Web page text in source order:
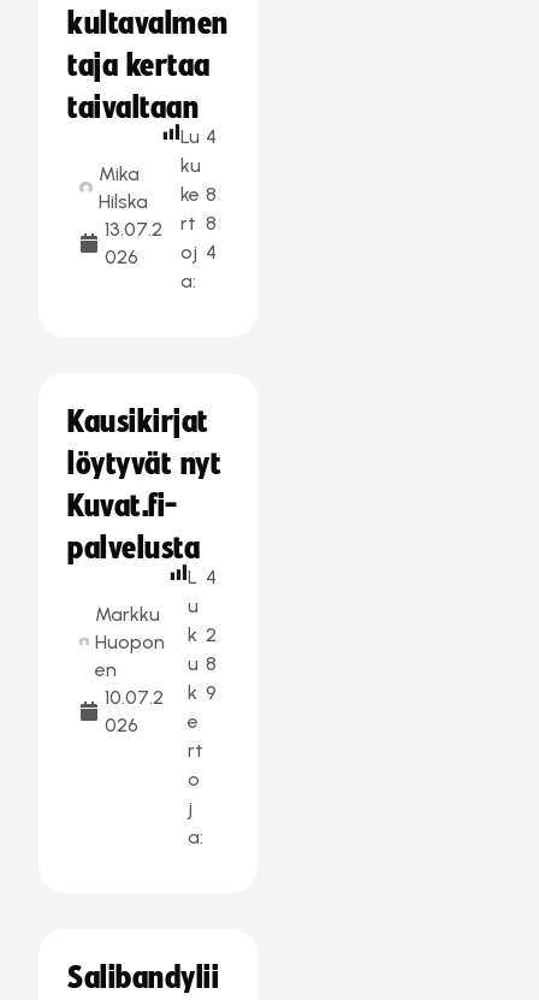
kultavalmen
taja kertaa
taivaltaan
Mika
Hilska
13.07.2
026
Lu
ku
ke
rt
oj
a:
4
8
8
4
Kausikirjat
löytyvät nyt
Kuvat.fi-
palvelusta
Markku
Huopon
en
10.07.2
026
L
u
k
u
k
e
rt
o
j
a:
4
2
8
9
Salibandylii